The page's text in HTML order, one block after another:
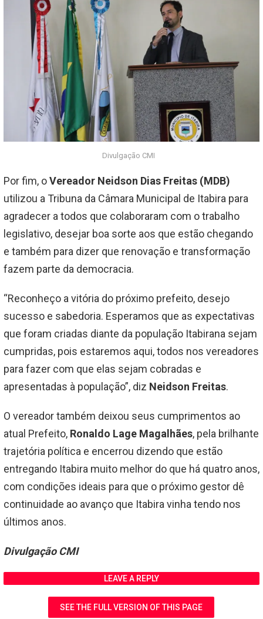
Divulgação CMI
Por fim, oVereador Neidson Dias Freitas (MDB)
utilizou a Tribuna da Câmara Municipal de Itabira para
agradecer a todos que colaboraram com o trabalho
legislativo, desejar boa sorte aos que estão chegando
e também para dizer que renovação e transformação
fazem parte da democracia.
“Reconheço a vitória do próximo prefeito, desejo
sucesso e sabedoria. Esperamos que as expectativas
que foram criadas diante da população Itabirana sejam
cumpridas, pois estaremos aqui, todos nos vereadores
para fazer com que elas sejam cobradas e
apresentadas à população”, diz Neidson Freitas.
O vereador também deixou seus cumprimentos ao
atual Prefeito, Ronaldo Lage Magalhães, pela brilhante
trajetória política e encerrou dizendo que estão
entregando Itabira muito melhor do que há quatro anos,
com condições ideais para que o próximo gestor dê
continuidade ao avanço que Itabira vinha tendo nos
últimos anos.
Divulgação CMI
LEAVE A REPLY
SEE THE FULL VERSION OF THIS PAGE